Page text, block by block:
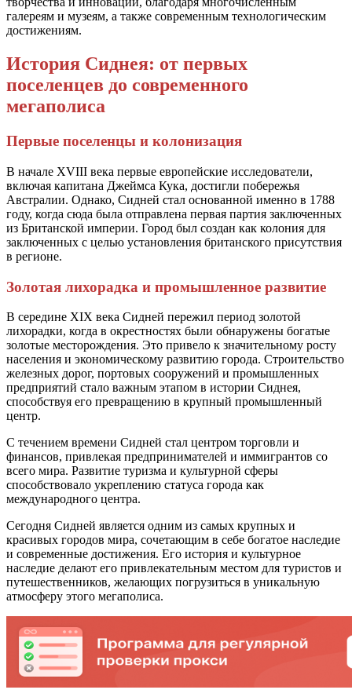
галереям и музеям, а также современным технологическим
достижениям.
История Сиднея: от первых
поселенцев до современного
мегаполиса
Первые поселенцы и колонизация
В начале XVIII века первые европейские исследователи,
включая капитана Джеймса Кука, достигли побережья
Австралии. Однако, Сидней стал основанной именно в 1788
году, когда сюда была отправлена первая партия заключенных
из Британской империи. Город был создан как колония для
заключенных с целью установления британского присутствия
в регионе.
Золотая лихорадка и промышленное развитие
В середине XIX века Сидней пережил период золотой
лихорадки, когда в окрестностях были обнаружены богатые
золотые месторождения. Это привело к значительному росту
населения и экономическому развитию города. Строительство
железных дорог, портовых сооружений и промышленных
предприятий стало важным этапом в истории Сиднея,
способствуя его превращению в крупный промышленный
центр.
С течением времени Сидней стал центром торговли и
финансов, привлекая предпринимателей и иммигрантов со
всего мира. Развитие туризма и культурной сферы
способствовало укреплению статуса города как
международного центра.
Сегодня Сидней является одним из самых крупных и
красивых городов мира, сочетающим в себе богатое наследие
и современные достижения. Его история и культурное
наследие делают его привлекательным местом для туристов и
путешественников, желающих погрузиться в уникальную
атмосферу этого мегаполиса.